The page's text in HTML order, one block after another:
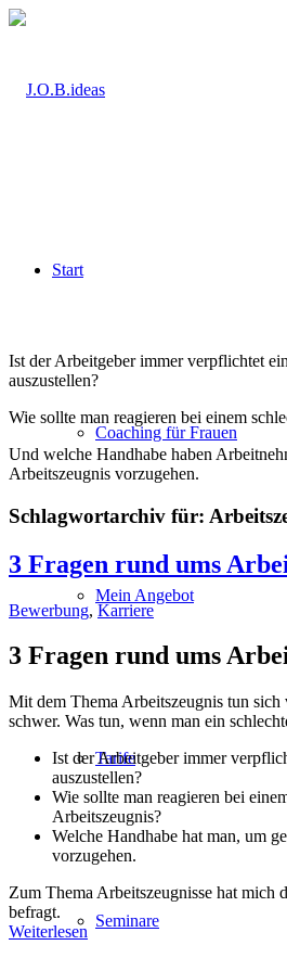
Start
Coaching für Frauen
Mein Angebot
Tarife
Seminare
Ist der Arbeitgeber immer verpflichtet
auszustellen?
Wie sollte man reagieren bei einem
Und welche Handhabe haben
Arbeitszeugnis vorzugehen.
Schlagwortarchiv für:
3 Fragen rund ums
Bewerbung, Karriere
3 Fragen rund ums
Mit dem Thema Arbeitszeugnis tun
schwer. Was tun, wenn man ein
Ist der Arbeitgeber immer
auszustellen?
Wie sollte man reagieren bei
Arbeitszeugnis?
Welche Handhabe hat man, um
vorzugehen.
Zum Thema Arbeitszeugnisse hat mich
befragt.
Weiterlesen